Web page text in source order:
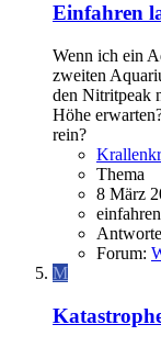
Einfahren
Wenn ich ein
zweiten
den Nitritpeak
Höhe
rein?
Thema
8 März
einfahren
Forum:
M